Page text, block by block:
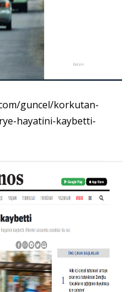
guncel/korkutan-
hayatini-kaybetti-